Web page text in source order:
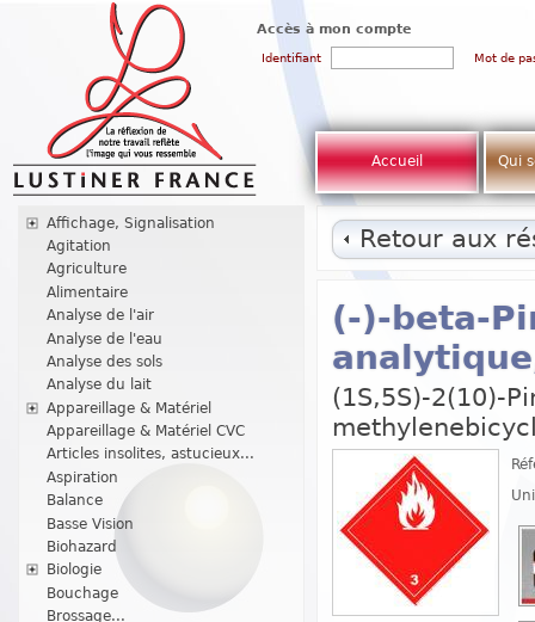
Accès à mon compte
Identifiant Mot de
Accueil Qui
Affichage, Signalisation
Agitation
Agriculture
Alimentaire
Analyse de l'air
Analyse de l'eau
Analyse des sols
Analyse du lait
Appareillage & Matériel
Appareillage & Matériel CVC
Articles insolites, astucieux...
Aspiration
Balance
Basse Vision
Biohazard
Biologie
Bouchage
Brossage...
Retour aux
(-)-beta-
(1S,5S)-2(10)-